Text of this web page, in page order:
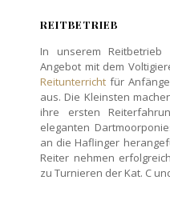
REITBETRIEB
In unserem
Angebot mit dem
Reitunterrichtfür
aus. Die Kleinsten
ihre ersten
eleganten
an die Haflinger
Reiter nehmen
zu Turnieren der Kat. C